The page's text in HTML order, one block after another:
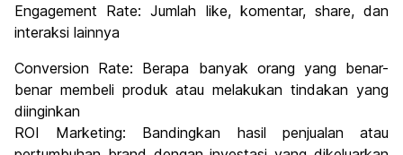
Engagement Rate: Jumlah like, komentar, share, dan
interaksi lainnya
Conversion Rate: Berapa banyak orang yang benar-
benar membeli produk atau melakukan tindakan yang
diinginkan
ROI Marketing: Bandingkan hasil penjualan atau